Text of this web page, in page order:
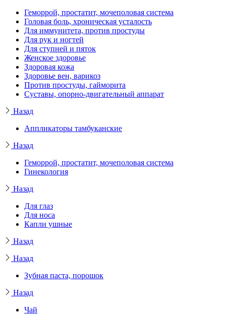
Геморрой, простатит, мочеполовая система
Головая боль, хроническая усталость
Для иммунитета, против простуды
Для рук и ногтей
Для ступней и пяток
Женское здоровье
Здоровая кожа
Здоровье вен, варикоз
Против простуды, гайморита
Суставы, опорно-двигательный аппарат
Назад
Аппликаторы тамбуканские
Назад
Геморрой, простатит, мочеполовая система
Гинекология
Назад
Для глаз
Для носа
Капли ушные
Назад
Назад
Зубная паста, порошок
Назад
Чай